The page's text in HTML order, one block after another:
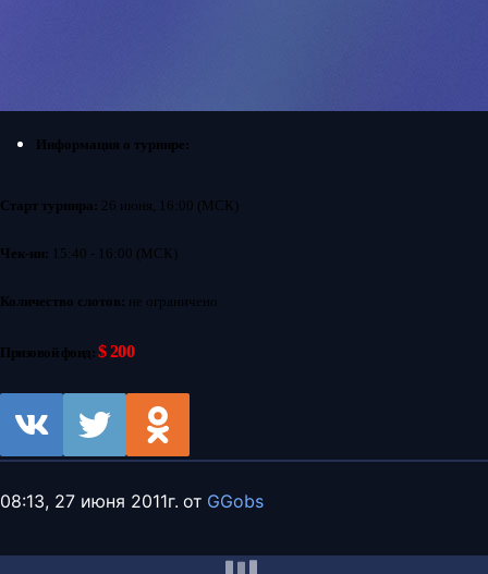
Информация о турнире:
Старт турнира: 26 июня, 16:00 (МСК)
Чек-ин: 15:40 - 16:00 (МСК)
Количество слотов: не ограничено
Призовой фонд: $ 200
08:13, 27 июня 2011г. от GGobs